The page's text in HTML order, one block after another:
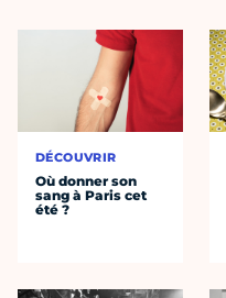
DÉCOUVRIR
Où donner son
sang à Paris cet
été ?